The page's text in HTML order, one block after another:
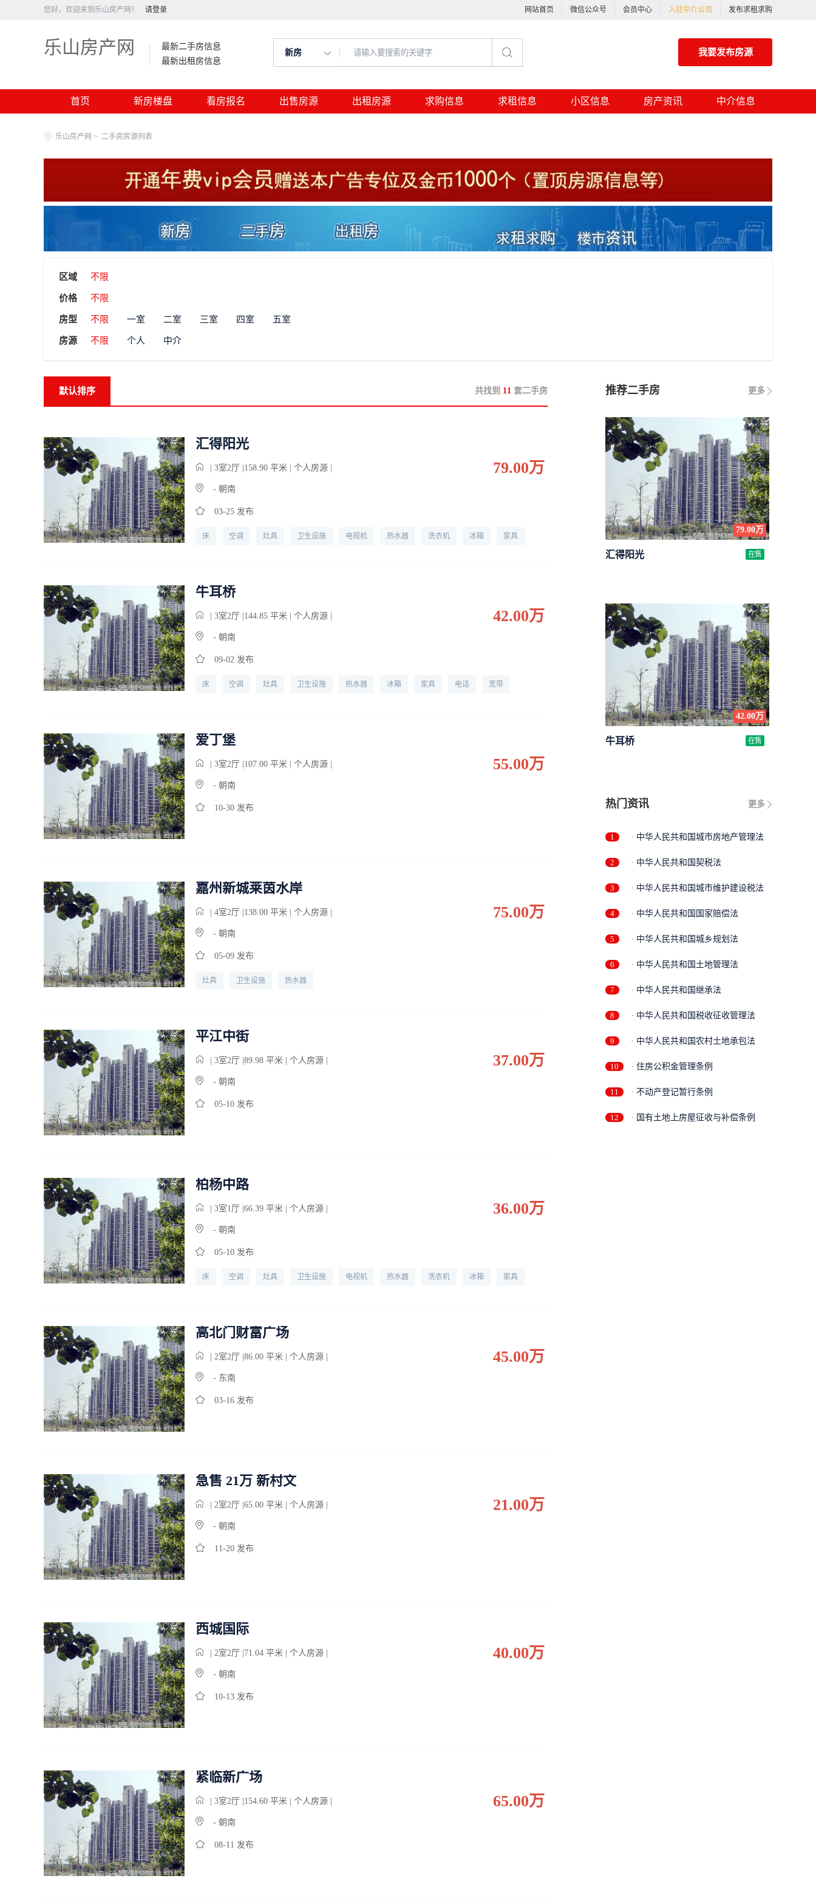
您好，欢迎来到乐山房产网！ 请登录 网站首页 微信公众号 会员中心 入驻中介公司 发布求租求购
乐山房产网
最新二手房信息
最新出租房信息
新房 我要发布房源
首页 新房楼盘 看房报名 出售房源 出租房源 求购信息 求租信息 小区信息 房产资讯 中介信息
乐山房产网 > 二手房房源列表
区域 不限
价格 不限
房型 不限 一室 二室 三室 四室 五室
房源 不限 个人 中介
默认排序 共找到 11 套二手房
汇得阳光
| 3室2厅 |158.90 平米 | 个人房源 |
- 朝南
03-25 发布
床 空调 灶具 卫生设施 电视机 热水器 洗衣机 冰箱 家具
79.00万
牛耳桥
| 3室2厅 |144.85 平米 | 个人房源 |
- 朝南
09-02 发布
床 空调 灶具 卫生设施 热水器 冰箱 家具 电话 宽带
42.00万
爱丁堡
| 3室2厅 |107.00 平米 | 个人房源 |
- 朝南
10-30 发布
55.00万
嘉州新城莱茵水岸
| 4室2厅 |138.00 平米 | 个人房源 |
- 朝南
05-09 发布
灶具 卫生设施 热水器
75.00万
平江中街
| 3室2厅 |89.98 平米 | 个人房源 |
- 朝南
05-10 发布
37.00万
柏杨中路
| 3室1 厅 |66.39 平米 | 个人房源 |
- 朝南
05-10 发布
床 空调 灶具 卫生设施 电视机 热水器 洗衣机 冰箱 家具
36.00万
高北门财富广场
| 2室2厅 |86.00 平米 | 个人房源 |
- 东南
03-16 发布
45.00万
急售 21万 新村文
| 2室2厅 |65.00 平米 | 个人房源 |
- 朝南
11-20 发布
21.00万
西城国际
| 2室2厅 |71.04 平米 | 个人房源 |
- 朝南
10-13 发布
40.00万
紧临新广场
| 3室2厅 |154.60 平米 | 个人房源 |
- 朝南
08-11 发布
65.00万
更多
推荐二手房
79.00万
汇得阳光 在售
42.00万
牛耳桥 在售
更多
热门资讯
1 · 中华人民共和国城市房地产管理法
2 · 中华人民共和国契税法
3 · 中华人民共和国城市维护建设税法
4 · 中华人民共和国国家赔偿法
5 · 中华人民共和国城乡规划法
6 · 中华人民共和国土地管理法
7 · 中华人民共和国继承法
8 · 中华人民共和国税收征收管理法
9 · 中华人民共和国农村土地承包法
10 · 住房公积金管理条例
11 · 不动产登记暂行条例
12 · 国有土地上房屋征收与补偿条例